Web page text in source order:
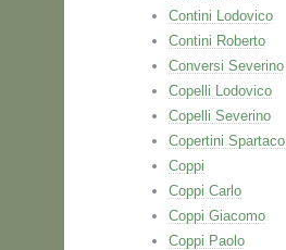
Contini Lodovico
Contini Roberto
Conversi Severino
Copelli Lodovico
Copelli Severino
Copertini Spartaco
Coppi
Coppi Carlo
Coppi Giacomo
Coppi Paolo